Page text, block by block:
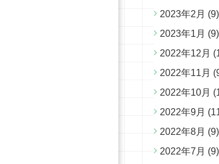
2023年2月 (9)
2023年1月 (9)
2022年12月
2022年11月
2022年10月
2022年9月
2022年8月 (9)
2022年7月 (9)